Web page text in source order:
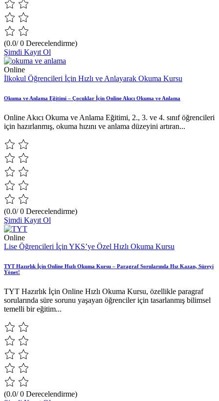
(0.0/ 0 Derecelendirme)
Şimdi Kayıt Ol
Online
İlkokul Öğrencileri İçin Hızlı ve Anlayarak Okuma Kursu
Okuma ve Anlama Eğitimi – Çocuklar İçin Online Akıcı Okuma ve Anlama
Online Akıcı Okuma ve Anlama Eğitimi, 2., 3. ve 4. sınıf öğrencileri
için hazırlanmış, okuma hızını ve anlama düzeyini artıran...
(0.0/ 0 Derecelendirme)
Şimdi Kayıt Ol
Online
Lise Öğrencileri İçin YKS’ye Özel Hızlı Okuma Kursu
TYT Hazırlık İçin Online Hızlı Okuma Kursu – Paragraf Sorularında Hız Kazan, Süreyi
Yönet!
TYT Hazırlık İçin Online Hızlı Okuma Kursu, özellikle paragraf
sorularında süre sorunu yaşayan öğrenciler için tasarlanmış bilimsel
temelli bir eğitim...
(0.0/ 0 Derecelendirme)